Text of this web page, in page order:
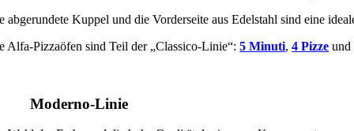
abgerundete Kuppel und die Vorderseite aus Edelstahl sind eine
Alfa-Pizzaöfen sind Teil der „Classico-Linie“:5 Minuti,4 Pizze und
Moderno-Linie